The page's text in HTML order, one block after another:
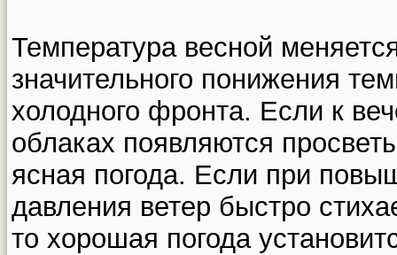
Температура весной
значительного понижения
холодного фронта. Если к
облаках появляются
ясная погода. Если при
давления ветер быстро
то хорошая погода